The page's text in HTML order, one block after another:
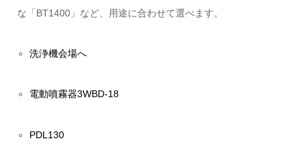
な「BT1400」など、用途に合わせて選べます。
洗浄機会場へ
電動噴霧器3WBD-18
PDL130